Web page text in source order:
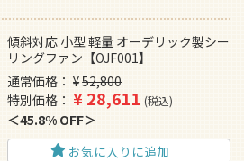
傾斜対応 小型 軽量 オーデリック製シー
リングファン【OJF001】
通常価格
¥52,800
特別価格
¥28,611 税込
45.8% OFF
お気に入りに追加